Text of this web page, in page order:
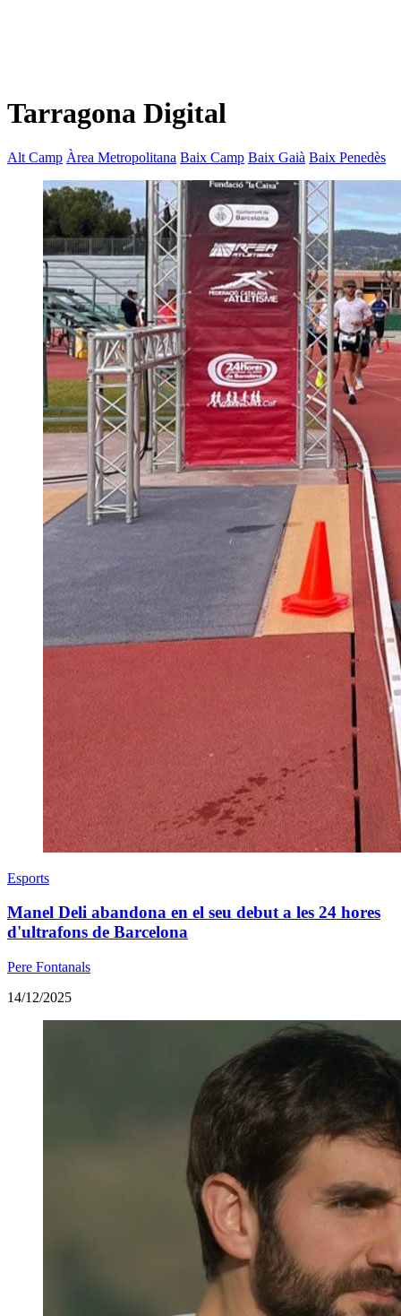
Tarragona Digital
Alt Camp Àrea Metropolitana Baix Camp Baix Gaià Baix Penedès
Esports
Manel Deli abandona en el seu debut a les 24 hores
d'ultrafons de Barcelona
Pere Fontanals
14/12/2025